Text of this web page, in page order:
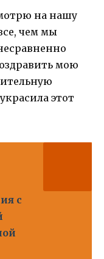
на нашу
чем мы
мою
этот
с